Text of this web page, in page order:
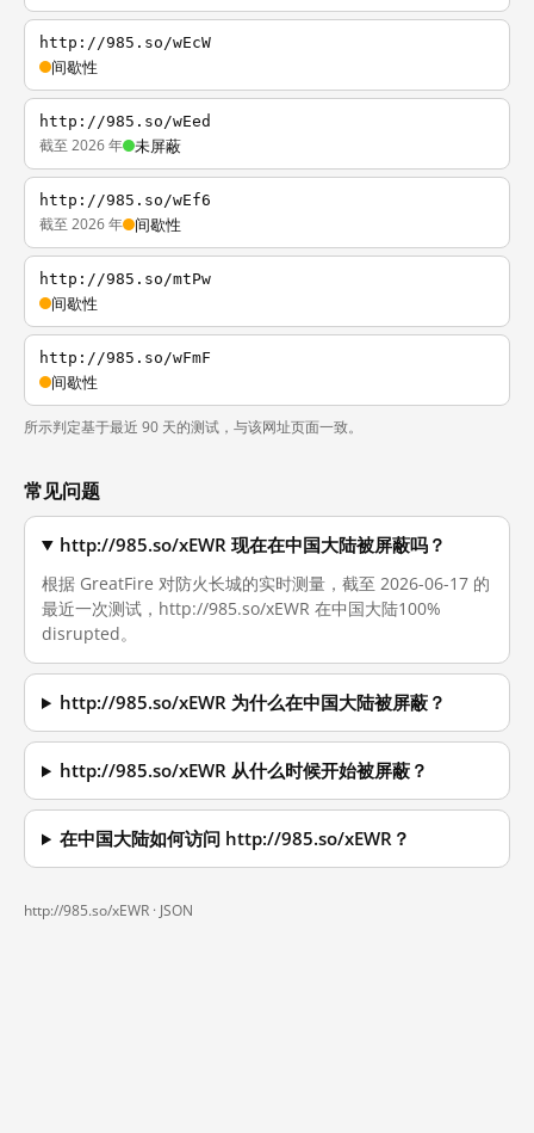
http://985.so/wEcW
间歇性
http://985.so/wEed
截至 2026 年 未屏蔽
http://985.so/wEf6
截至 2026 年 间歇性
http://985.so/mtPw
间歇性
http://985.so/wFmF
间歇性
所示判定基于最近 90 天的测试，与该网址页面一致。
常见问题
http://985.so/xEWR 现在在中国大陆被屏蔽吗？
根据 GreatFire 对防火长城的实时测量，截至 2026-06-17 的
最近一次测试，http://985.so/xEWR 在中国大陆100%
disrupted。
http://985.so/xEWR 为什么在中国大陆被屏蔽？
http://985.so/xEWR 从什么时候开始被屏蔽？
在中国大陆如何访问 http://985.so/xEWR？
http://985.so/xEWR · JSON